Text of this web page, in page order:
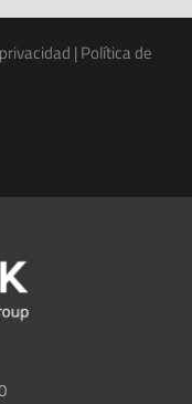
| Política de